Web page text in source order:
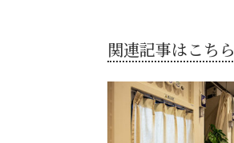
関連記事はこちら